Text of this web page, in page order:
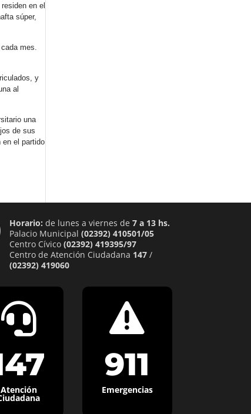
en el
súper,
mes.
y
al
una
de sus
en el partido
Horario: de lunes a viernes de 7 a 13 hs.
Palacio Municipal (02392) 410501/05
Centro Cívico (02392) 419395/97
Centro de Atención Ciudadana 147/
(02392) 419060

Atención

911
Emergencias